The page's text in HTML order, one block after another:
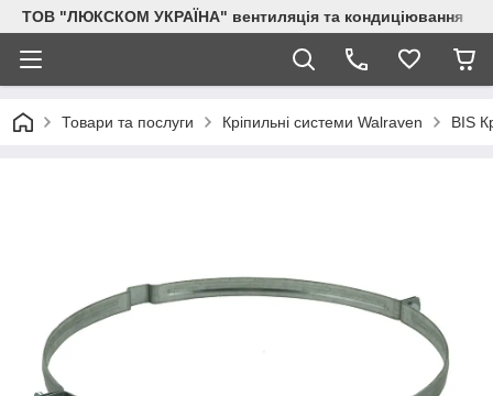
ТОВ "ЛЮКСКОМ УКРАЇНА" вентиляція та кондиціювання
Товари та послуги Кріпильні системи Walraven BIS